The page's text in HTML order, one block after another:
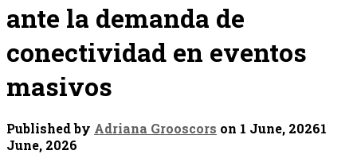
ante la demanda de
conectividad en eventos
masivos
Published by Adriana Grooscors on 1 June, 20261
June, 2026